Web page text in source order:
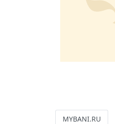
MYBANI.RU